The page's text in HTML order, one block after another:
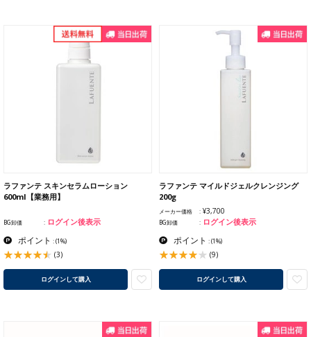
ラファンテ スキンセラムローション
600ml【業務用】
BG卸価 ログイン後表示
ポイント :(1%)
(3)
ログインして購入
ラファンテ マイルドジェルクレンジング
200g
メーカー価格 ¥3,700
BG卸価 ログイン後表示
ポイント :(1%)
(9)
ログインして購入